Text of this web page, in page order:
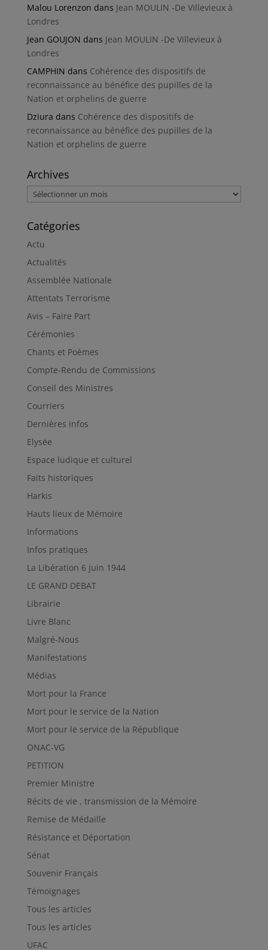
Malou Lorenzon dans Jean MOULIN -De Villevieux à
Londres
Jean GOUJON dans Jean MOULIN -De Villevieux à
Londres
CAMPHIN dans Cohérence des dispositifs de
reconnaissance au bénéfice des pupilles de la
Nation et orphelins de guerre
Dziura dans Cohérence des dispositifs de
reconnaissance au bénéfice des pupilles de la
Nation et orphelins de guerre
Archives
Archives
Catégories
Actu
Actualités
Assemblée Nationale
Attentats Terrorisme
Avis – Faire Part
Cérémonies
Chants et Poèmes
Compte-Rendu de Commissions
Conseil des Ministres
Courriers
Dernières infos
Elysée
Espace ludique et culturel
Faits historiques
Harkis
Hauts lieux de Mémoire
Informations
Infos pratiques
La Libération 6 juin 1944
LE GRAND DEBAT
Librairie
Livre Blanc
Malgré-Nous
Manifestations
Médias
Mort pour la France
Mort pour le service de la Nation
Mort pour le service de la République
ONAC-VG
PETITION
Premier Ministre
Récits de vie , transmission de la Mémoire
Remise de Médaille
Résistance et Déportation
Sénat
Souvenir Français
Témoignages
Tous les articles
Tous les articles
UFAC